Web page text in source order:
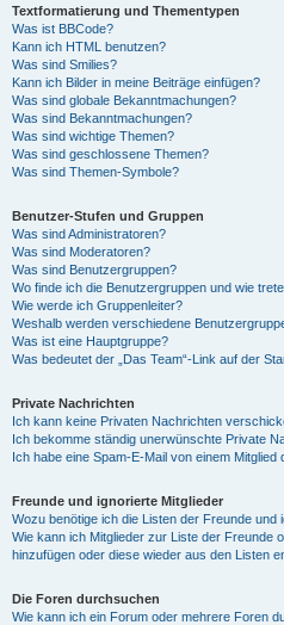
Textformatierung und Thementypen
Was ist BBCode?
Kann ich HTML benutzen?
Was sind Smilies?
Kann ich Bilder in meine Beiträge einfügen?
Was sind globale Bekanntmachungen?
Was sind Bekanntmachungen?
Was sind wichtige Themen?
Was sind geschlossene Themen?
Was sind Themen-Symbole?
Benutzer-Stufen und Gruppen
Was sind Administratoren?
Was sind Moderatoren?
Was sind Benutzergruppen?
Wo finde ich die Benutzergruppen und wie
Wie werde ich Gruppenleiter?
Weshalb werden verschiedene
Was ist eine Hauptgruppe?
Was bedeutet der „Das Team“-Link auf der
Private Nachrichten
Ich kann keine Privaten Nachrichten
Ich bekomme ständig unerwünschte Private
Ich habe eine Spam-E-Mail von einem Mitglied
Freunde und ignorierte Mitglieder
Wozu benötige ich die Listen der Freunde und
Wie kann ich Mitglieder zur Liste der Freunde
hinzufügen oder diese wieder aus den Listen
Die Foren durchsuchen
Wie kann ich ein Forum oder mehrere Foren